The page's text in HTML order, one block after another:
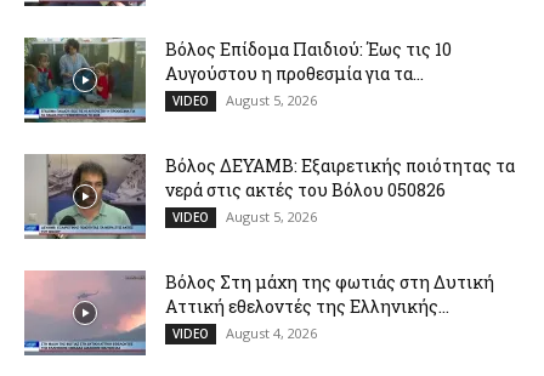
Βόλος Επίδομα Παιδιού: Έως τις 10
Αυγούστου η προθεσμία για τα...
VIDEO August 5, 2026
Βόλος ΔΕΥΑΜΒ: Εξαιρετικής ποιότητας τα
νερά στις ακτές του Βόλου 050826
VIDEO August 5, 2026
Βόλος Στη μάχη της φωτιάς στη Δυτική
Αττική εθελοντές της Ελληνικής...
VIDEO August 4, 2026